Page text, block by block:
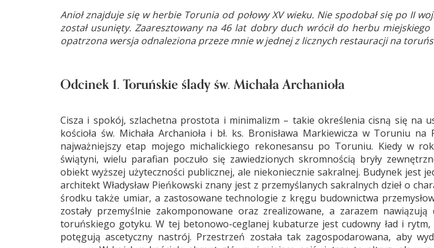
Anioł znajduje się w herbie Torunia od połowy XV wieku. Nie spodobał się po II
został usunięty. Zaaresztowany na 46 lat dobry duch wrócił do herbu
opatrzona wersja odnaleziona przeze mnie w jednej z licznych restauracji na
Odcinek 1. Toruńskie ślady św. Michała Archanioła
Cisza i spokój, szlachetna prostota i minimalizm – takie określenia cisną się na
kościoła św. Michała Archanioła i bł. ks. Bronisława Markiewicza w Toruniu
najważniejszy etap mojego michalickiego rekonesansu po Toruniu. Kiedy w
świątyni, wielu parafian poczuło się zawiedzionych skromnością bryły
obiekt wyższej użyteczności publicznej, ale niekoniecznie sakralnej. Budynek jest
architekt Władysław Pieńkowski znany jest z przemyślanych sakralnych dzieł o
środku także umiar, a zastosowane technologie z kręgu budownictwa
zostały przemyślnie zakomponowane oraz zrealizowane, a zarazem
toruńskiego gotyku. W tej betonowo-ceglanej kubaturze jest cudowny ład i
potęgują ascetyczny nastrój. Przestrzeń została tak zagospodarowana, aby